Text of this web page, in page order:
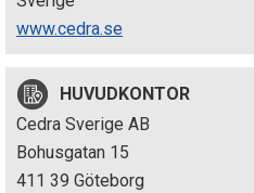
o
n
e
n
www.cedra.se
HUVUDKONTOR
Cedra Sverige AB
Bohusgatan 15
411 39 Göteborg